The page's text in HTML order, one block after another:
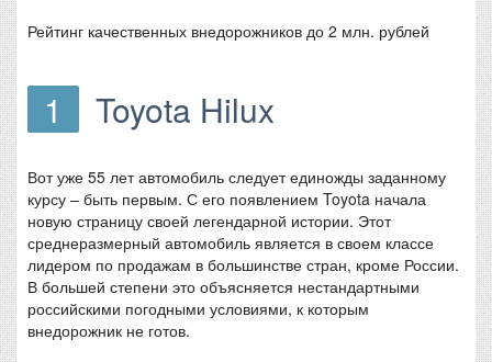
Рейтинг качественных внедорожников до 2 млн. рублей
1 Toyota Hilux
Вот уже 55 лет автомобиль следует единожды заданному
курсу – быть первым. С его появлением Toyota начала
новую страницу своей легендарной истории. Этот
среднеразмерный автомобиль является в своем классе
лидером по продажам в большинстве стран, кроме России.
В большей степени это объясняется нестандартными
российскими погодными условиями, к которым
внедорожник не готов.